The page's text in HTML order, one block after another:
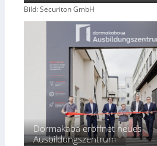
Bild: Securiton GmbH
Dormakaba eröffnet neues
Ausbildungszentrum